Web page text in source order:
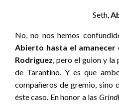
Seth,
No, no nos hemos
Abierto hasta el amanecer
Rodriguez, pero el guion y
de Tarantino. Y es que
compañeros de gremio, sino
éste caso. En honor a las